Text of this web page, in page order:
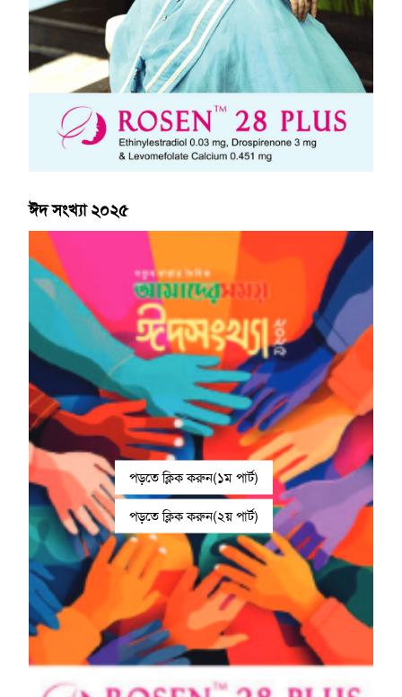
ঈদ সংখ্যা ২০২৫
পড়তে ক্লিক করুন(১ম পার্ট)
পড়তে ক্লিক করুন(২য় পার্ট)